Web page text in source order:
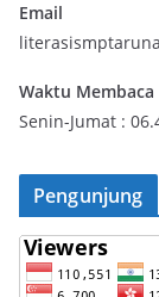
Email
Waktu Membaca
Senin-Jumat :
Pengunjung